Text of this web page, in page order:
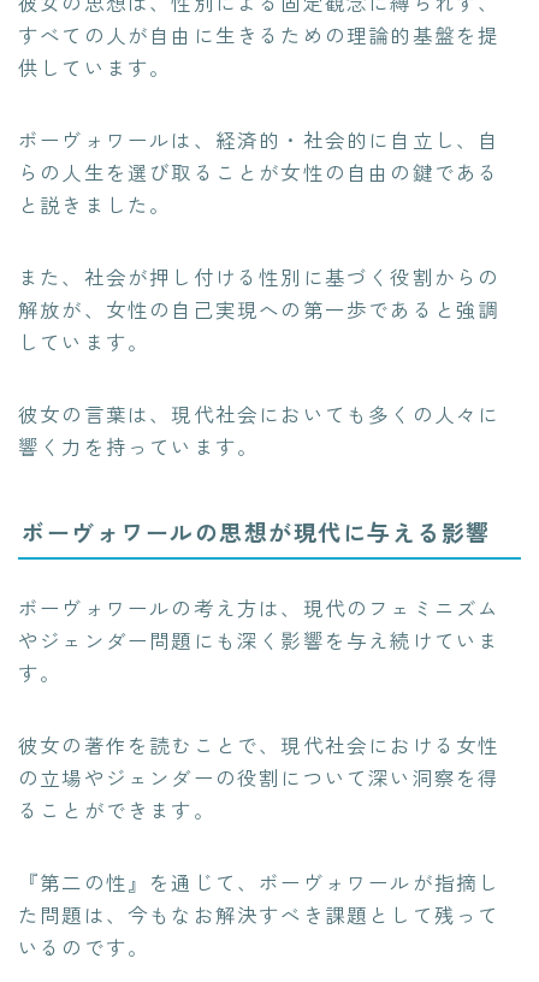
すべての人が自由に生きるための理論的基盤を提
供しています。
ボーヴォワールは、経済的・社会的に自立し、自
らの人生を選び取ることが女性の自由の鍵である
と説きました。
また、社会が押し付ける性別に基づく役割からの
解放が、女性の自己実現への第一歩であると強調
しています。
彼女の言葉は、現代社会においても多くの人々に
響く力を持っています。
ボーヴォワールの思想が現代に与える影響
ボーヴォワールの考え方は、現代のフェミニズム
やジェンダー問題にも深く影響を与え続けていま
す。
彼女の著作を読むことで、現代社会における女性
の立場やジェンダーの役割について深い洞察を得
ることができます。
『第二の性』を通じて、ボーヴォワールが指摘し
た問題は、今もなお解決すべき課題として残って
いるのです。